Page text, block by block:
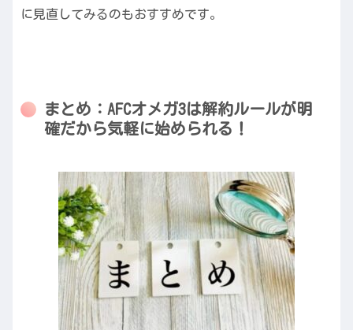
に見直してみるのもおすすめです。
まとめ：AFCオメガ3は解約ルールが明
確だから気軽に始められる！